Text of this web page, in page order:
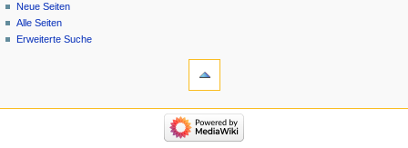
Neue Seiten
Alle Seiten
Erweiterte Suche